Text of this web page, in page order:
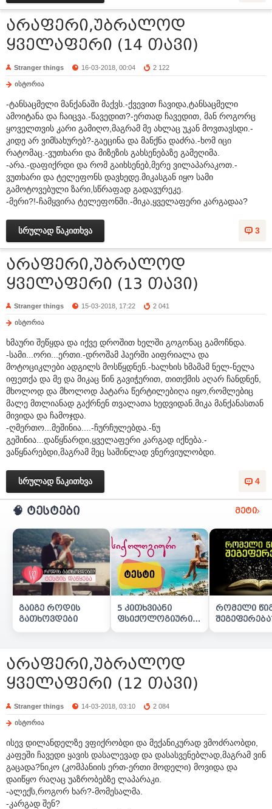
არაფერი,უბრალოდ
ყველაფერი (14 თავი)
Stranger things 16-03-2018, 00:04 2 122
ისტორია
-ტანსაცმელი მანქანაში მაქვს.-ქვევით ჩავიდა,ტანსაცმელი
ამოიტანა და ჩაიცვა.-წავედით?-ერთად ჩავედით, მან როგორც
ყოველთვის კარი გამიღო,მაგრამ მე ახლაც უკან მოვთავსდი.-
კიდე არ ვიმსახურებ?-გაეცინა და მანქნა დაძრა.-ხომ იცი
რატომაც.-ვუთხარი და მიზეზის გახსენებაზე გამეღიმა.
-არა.-დაფიქრდი და რომ გაიხსენებ,მერე ვილაპარაკოთ.-
ვუთხარი და ტელეფონს დავხედე.მიკასგან იყო სამი
გამოტოვებული ზარი,სწრაფად გადავურეკე.
-მერი?!-ჩამყვირა ტელეფონში.-მიკა,ყველაფერი კარგადაა?
3
სრულად წაკითხვა
არაფერი,უბრალოდ
ყველაფერი (13 თავი)
Stranger things 15-03-2018, 17:22 2 041
ისტორია
ხმაური შეწყდა და იქვე დროშით ხელში გოგონაც გამოჩნდა.
-სამი...ორი...ერთი.-დროშამ ჰაერში აიფრიალა და
მოტოციკლები ადგილს მოსწყდნენ.-ხალხის ხმამამ ნელ-ნელა
იფეთქა და მე და მიკაც წინ გავიჭერით, თითქმის აღარ ჩანდნენ,
მხოლოდ და მხოლოდ პატარა წერტილებიღა იყო,რომლებიც
მალე მთლიანად გაქრნენ თვალათა ხედვიდან.მიკა მანქანასთან
მივიდა და ჩამოჯდა.
-ღმერთო...მეშინია....-ჩურჩულებდა.-ნუ
გეშინია...დაწყნარდი,ყველაფერი კარგად იქნება.-
ვაწყნარებდი,მაგრამ მეც საშინლად ვნერვიულობდი.
4
სრულად წაკითხვა
🧠 ტესტები მეტი
გაიგე როდის
გათხოვდები
5 კითხვიანი
ფსიქოლოგიური
რომელი
არაფერი,უბრალოდ
ყველაფერი (12 თავი)
Stranger things 14-03-2018, 03:10 2 084
ისტორია
ისევ დილანდელზე ვფიქრობდი და მექანიკურად ვმოძრაობდი,
კაფეში ჩავედი ყავის დასალევად და დასასვენებლად,მაგრამ ვინ
გაცადა?ნიკო (კომპანიის ერთ-ერთი მოდელი) მოვიდა და
დაიწყო რაღაც უაზრობებზე ლაპარაკი.
-ალექს,როგორ ხარ?-მომესალმა.
-კარგად შენ?